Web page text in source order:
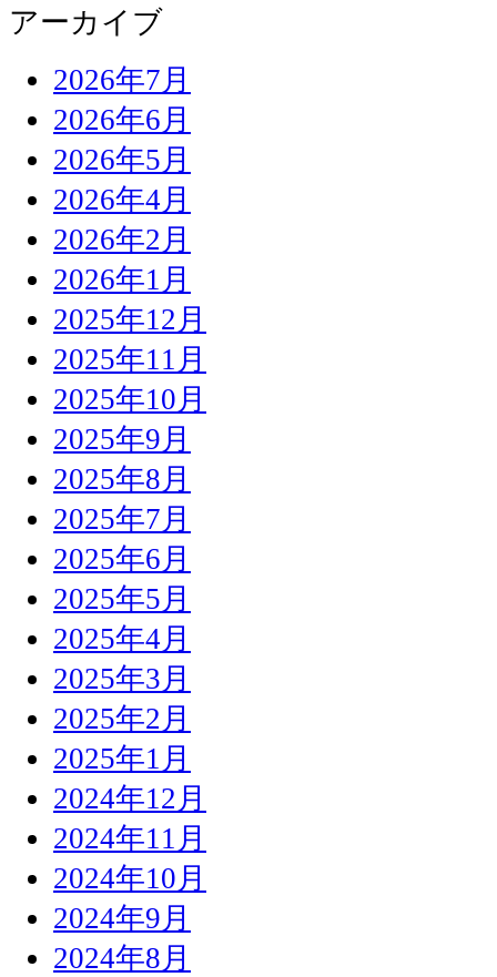
アーカイブ
2026年7月
2026年6月
2026年5月
2026年4月
2026年2月
2026年1月
2025年12月
2025年11月
2025年10月
2025年9月
2025年8月
2025年7月
2025年6月
2025年5月
2025年4月
2025年3月
2025年2月
2025年1月
2024年12月
2024年11月
2024年10月
2024年9月
2024年8月